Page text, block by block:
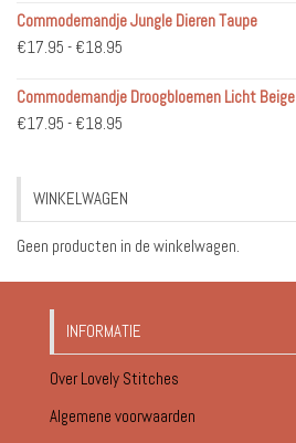
tot
€51.95
Commodemandje Jungle Dieren Taupe
€17.95 - €18.95
tot
Commodemandje Droogbloemen Licht Beige
€17.95 - €18.95
€18.95
WINKELWAGEN
Geen producten in de winkelwagen.
INFORMATIE
Over Lovely Stitches
Algemene voorwaarden